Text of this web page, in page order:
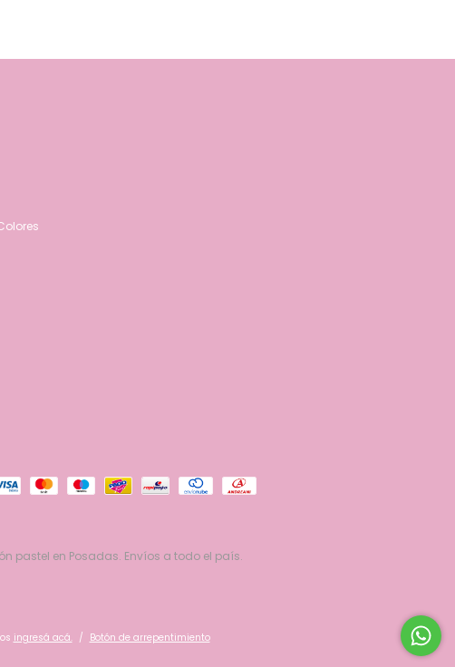
pastel en Posadas. Envíos a todo el país.
ingresá acá. / Botón de arrepentimiento